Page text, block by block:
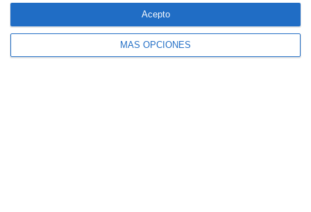
MÁS OPCIONES
Acepto